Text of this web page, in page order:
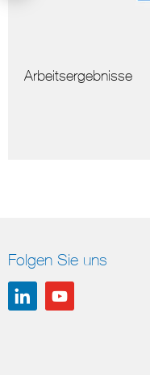
Arbeitsergebnisse
Folgen Sie uns